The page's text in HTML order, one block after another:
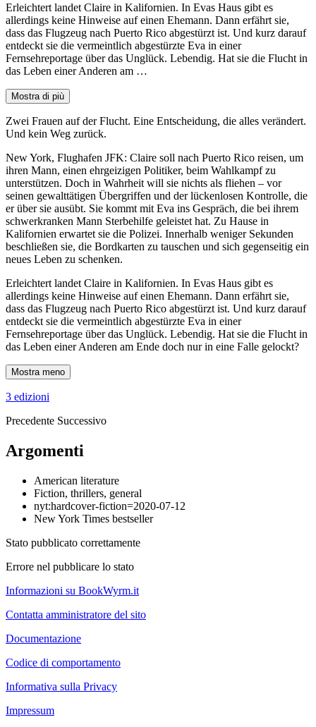
Erleichtert landet Claire in Kalifornien. In Evas Haus gibt es
allerdings keine Hinweise auf einen Ehemann. Dann erfährt sie,
dass das Flugzeug nach Puerto Rico abgestürzt ist. Und kurz darauf
entdeckt sie die vermeintlich abgestürzte Eva in einer
Fernsehreportage über das Unglück. Lebendig. Hat sie die Flucht in
das Leben einer Anderen am …
Mostra di più
Zwei Frauen auf der Flucht. Eine Entscheidung, die alles verändert.
Und kein Weg zurück.
New York, Flughafen JFK: Claire soll nach Puerto Rico reisen, um
ihren Mann, einen ehrgeizigen Politiker, beim Wahlkampf zu
unterstützen. Doch in Wahrheit will sie nichts als fliehen – vor
seinen gewalttätigen Übergriffen und der lückenlosen Kontrolle, die
er über sie ausübt. Sie kommt mit Eva ins Gespräch, die bei ihrem
schwerkranken Mann Sterbehilfe geleistet hat. Zu Hause in
Kalifornien erwartet sie die Polizei. Innerhalb weniger Sekunden
beschließen sie, die Bordkarten zu tauschen und sich gegenseitig ein
neues Leben zu schenken.
Erleichtert landet Claire in Kalifornien. In Evas Haus gibt es
allerdings keine Hinweise auf einen Ehemann. Dann erfährt sie,
dass das Flugzeug nach Puerto Rico abgestürzt ist. Und kurz darauf
entdeckt sie die vermeintlich abgestürzte Eva in einer
Fernsehreportage über das Unglück. Lebendig. Hat sie die Flucht in
das Leben einer Anderen am Ende doch nur in eine Falle gelockt?
Mostra meno
3 edizioni
Precedente Successivo
Argomenti
American literature
Fiction, thrillers, general
nyt:hardcover-fiction=2020-07-12
New York Times bestseller
Stato pubblicato correttamente
Errore nel pubblicare lo stato
Informazioni su BookWyrm.it
Contatta amministratore del sito
Documentazione
Codice di comportamento
Informativa sulla Privacy
Impressum